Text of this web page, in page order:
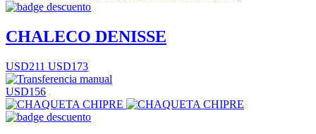
CHALECO DENISSE
USD211 USD173
USD156